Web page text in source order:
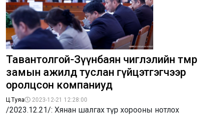
Тавантолгой-Зүүнбаян чиглэлийн төмөр
замын ажилд туслан гүйцэтгэгчээр
оролцсон компаниуд
Ц.Туяа 2023-12-21 12:28:00
/2023.12.21/: Хянан шалгах түр хорооны нотлох